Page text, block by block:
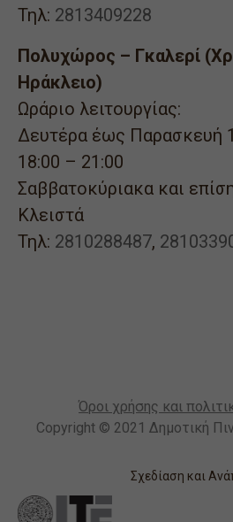
Τηλ: 2813409228
Πολυχώρος – Γκαλερί
Ηράκλειο)
Ωράριο λειτουργίας:
Δευτέρα έως Παρασκευή
18:00 – 21:00
Σαββατοκύριακα και
Κλειστά
Τηλ: 2810288487,
Όροι χρήσης και
Copyright © 2021 Δημοτική
Σχεδίαση και